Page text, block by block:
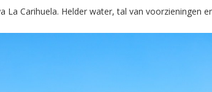
La Carihuela. Helder water, tal van voorzieningen